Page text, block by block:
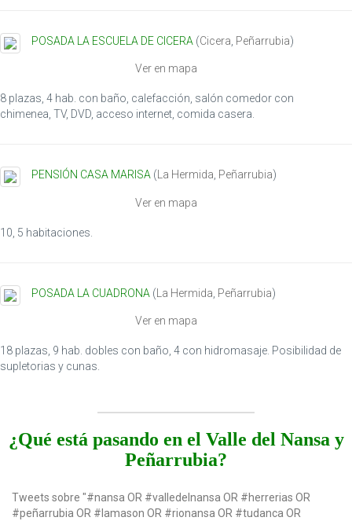
POSADA LA ESCUELA DE CICERA (Cicera Peñarrubia)
Ver en mapa
8 plazas, 4 hab. con baño, calefacción, salón comedor con
chimenea, TV, DVD, acceso internet, comida casera.
PENSIÓN CASA MARISA (La Hermida, Peñarrubia)
Ver en mapa
10, 5 habitaciones.
POSADA LA CUADRONA ( La Hermida Peñarrubia)
Ver en mapa
18 plazas, 9 hab. dobles con baño, 4 con hidromasaje. Posibilidad de
supletorias y cunas.
¿Qué está pasando en el Valle del Nansa y
Peñarrubia?
Tweets sobre "#nansa OR #valledelnansa OR #herrerias OR
#peñarrubia OR #lamason OR #rionansa OR #tudanca OR